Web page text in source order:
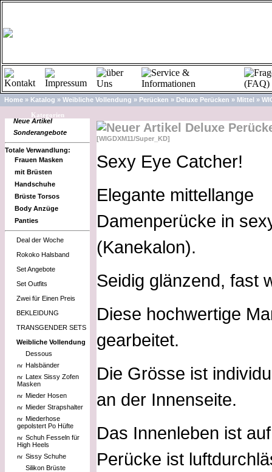
Home » Katalog » Weibliche Vollendung » Perücken » Deluxe Perücken » Mittel »
Kategorien
Neue Artikel
Sonderangebote
Totale Verwandlung:
Frauen Masken
mit Brüsten
Handschuhe
Brüste Torsos
Body Anzüge
Panties
Deal der Woche
Rokoko Halsband
Set Angebote
Set Outfits
Zwei für Einen Preis
BEKLEIDUNG
TRANSGENDER SETS
Weibliche Vollendung
Dessous
Halsbänder
Latex Sissy Zofen
Masken
Mieder Hosen
Mieder Strapshalter
Miederhose
gepolstert Po Hüfte
Schuh Fesseln für
High Heels
Sissy Schuhe
Silikon Brüste
Deluxe
[WIGDXM11/Super_KD]
Sexy Eye Catcher!
Elegante mittellange
Damenperücke in
(Kanekalon).
Seidig glänzend, fast
Diese hochwertige
gearbeitet.
Die Grösse ist
an der Innenseite.
Das Innenleben ist
Perücke ist